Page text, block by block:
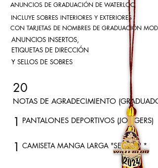
ANUNCIOS DE GRADUACIÓN DE WATERLOO
INCLUYE SOBRES INTERIORES Y EXTERIORES
CON TARJETAS DE NOMBRES DE GRADUACIÓN
ANUNCIOS INSERTOS,
ETIQUETAS DE DIRECCIÓN
Y SELLOS DE SOBRES
20
NOTAS DE AGRADECIMIENTO
1
1
PANTALONES DEPORTIVOS (JOGGERS)
CAMISETA MANGA LARGA "SENIOR" *